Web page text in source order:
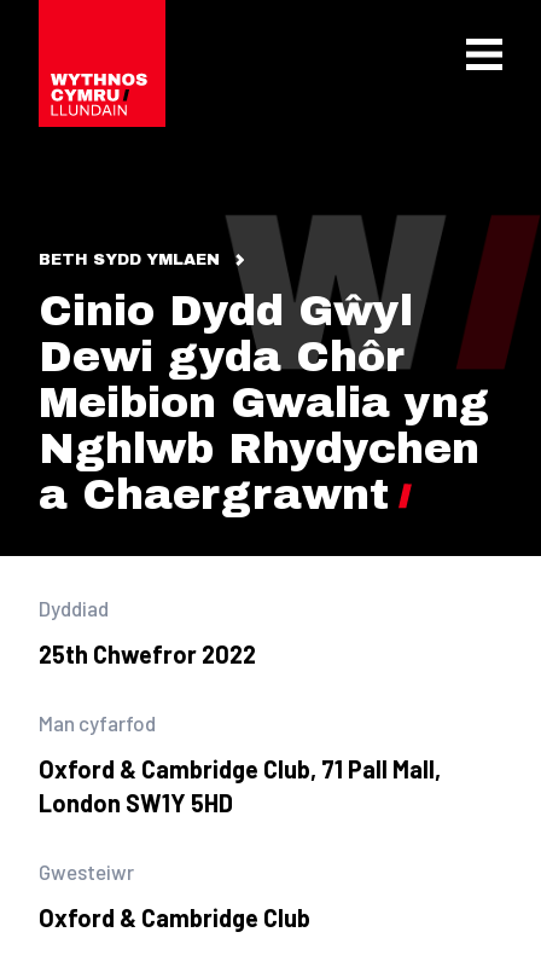
OPEN
BETH SYDD YMLAEN
Cinio Dydd Gŵyl
Dewi gyda Chôr
Meibion Gwalia yng
Nghlwb Rhydychen
a Chaergrawnt
Dyddiad
25th Chwefror 2022
Man cyfarfod
Oxford & Cambridge Club, 71 Pall Mall,
London SW1Y 5HD
Gwesteiwr
Oxford & Cambridge Club